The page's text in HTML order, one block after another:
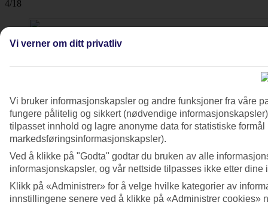
4/18
Vi verner om ditt privatliv
Vi bruker informasjonskapsler og andre funksjoner fra våre
fungere pålitelig og sikkert (nødvendige
tilpasset innhold og lagre anonyme data for statistiske
markedsføringsinformasjonskapsler).
Ved å klikke på "Godta" godtar du bruken av alle
informasjonskapsler, og vår nettside tilpasses ikke etter dine
Klikk på «Administrer» for å velge hvilke kategorier av
innstillingene senere ved å klikke på «Administrer cookies»